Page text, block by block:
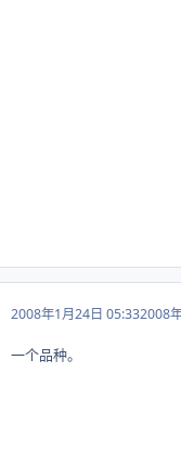
2008年1月24日 05:332008
一个品种。